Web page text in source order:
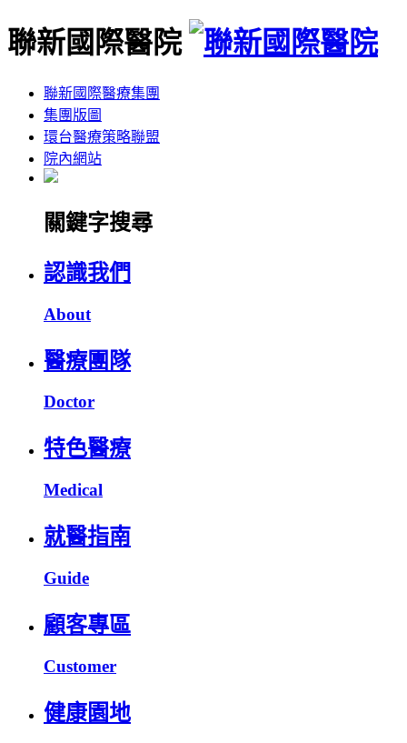
聯新國際醫院
聯新國際醫療集團
集團版圖
環台醫療策略聯盟
院內網站
關鍵字搜尋
認識我們
About
醫療團隊
Doctor
特色醫療
Medical
就醫指南
Guide
顧客專區
Customer
健康園地